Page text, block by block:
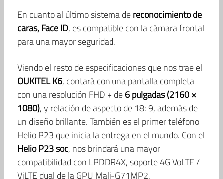
En cuanto al último sistema dereconocimiento de
caras, Face ID, es compatible con la cámara frontal
para una mayor seguridad.
Viendo el resto de especificaciones que nos trae el
OUKITEL K6, contará con una pantalla completa
con una resolución FHD + de6 pulgadas (2160 ×
1080), y relación de aspecto de 18: 9, además de
un diseño brillante. También es el primer teléfono
Helio P23 que inicia la entrega en el mundo. Con el
Helio P23 soc, nos brindará una mayor
compatibilidad con LPDDR4X, soporte 4G VoLTE /
ViLTE dual de la GPU Mali-G71MP2.